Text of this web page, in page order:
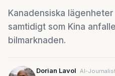
Kanadensiska
samtidigt som Kina
bilmarknaden.
Dorian Lavol AI-